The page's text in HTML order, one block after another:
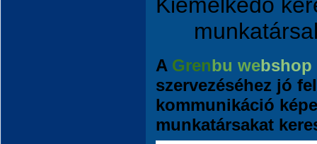
A Grenbu webshop
szervezéséhez jó
kommunikáció
munkatársakat